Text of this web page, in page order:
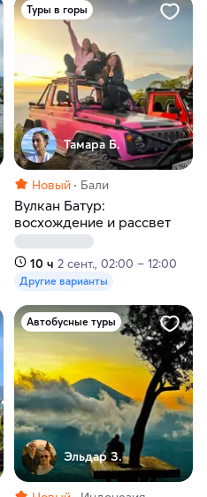
Туры в горы
Тамара Б.
Новый Бали
Вулкан Батур:
восхождение и рассвет
10 ч 2 сент., 02:00 – 12:00
Другие варианты
Автобусные туры
Эльдар З.